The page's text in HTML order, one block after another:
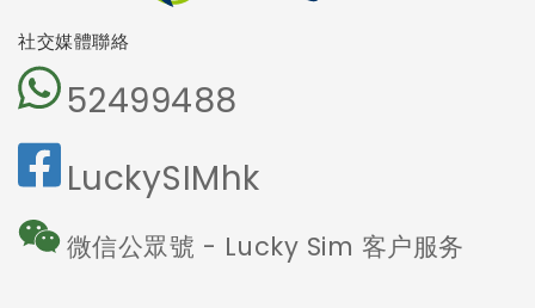
社交媒體聯絡
52499488
LuckySIMhk
微信公眾號 - Lucky Sim 客户服务